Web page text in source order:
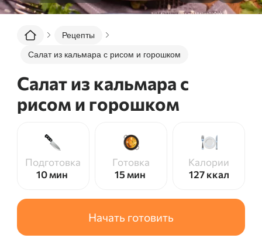
Рецепты
Салат из кальмара с рисом и горошком
Салат из кальмара с
рисом и горошком
Подготовка
10 мин
Готовка
15 мин
Калории
127 ккал
Начать готовить